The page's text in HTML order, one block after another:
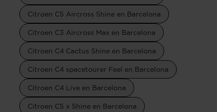
Citroen C5 Aircross Shine en Barcelona
Citroen C3 Aircross Max en Barcelona
Citroen C4 Cactus Shine en Barcelona
Citroen C4 spacetourer Feel en Barcelona
Citroen C4 Live en Barcelona
Citroen C5 x Shine en Barcelona